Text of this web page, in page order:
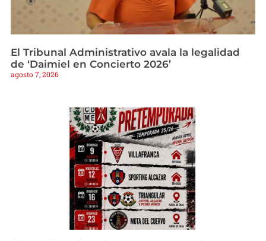
El Tribunal Administrativo avala la legalidad
de ‘Daimiel en Concierto 2026’
agosto 7, 2026